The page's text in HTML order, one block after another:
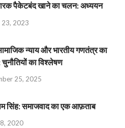
पैकेटबंद खाने का चलन: अध्ययन
23, 2023
न्याय और भारतीय गणतंत्र का
चुनौतियों का विश्लेषण
25, 2025
सिंह: समाजवाद का एक आफ़ताब
2020